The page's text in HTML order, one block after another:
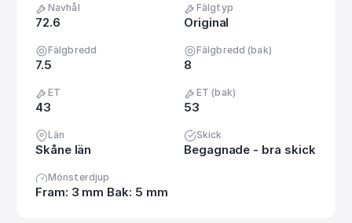
Navhål
72.6
Fälgtyp
Original
Fälgbredd
7.5
Fälgbredd (bak)
8
ET
43
ET (bak)
53
Län
Skåne län
Skick
Begagnade - bra skick
Mönsterdjup
Fram: 3 mm Bak: 5 mm